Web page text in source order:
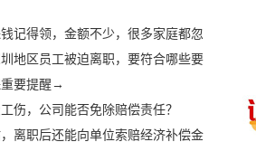
记得领，金额不少，很多家庭都忽
地区员工被迫离职，要符合哪些要
要提醒→
伤，公司能否免除赔偿责任？
离职后还能向单位索赔经济补偿金